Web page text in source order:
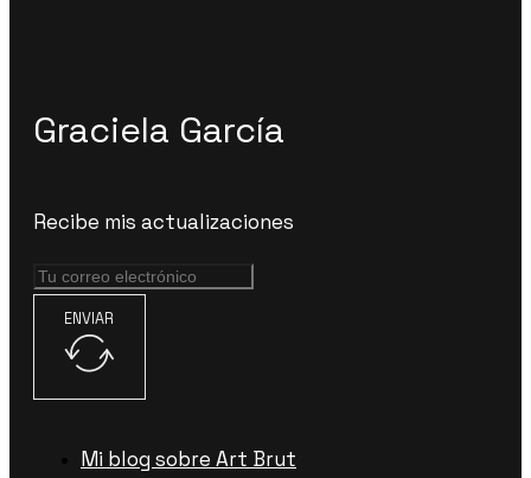
Graciela García
Recibe mis actualizaciones
ENVIAR
Mi blog sobre Art Brut